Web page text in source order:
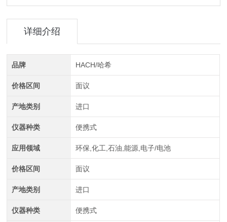
详细介绍
品牌 HACH/哈希
价格区间 面议
产地类别 进口
仪器种类 便携式
应用领域 环保,化工,石油,能源,电子/电池
价格区间 面议
产地类别 进口
仪器种类 便携式